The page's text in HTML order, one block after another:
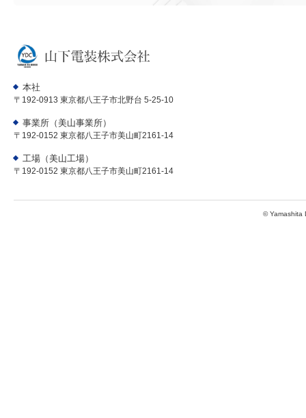
本社
〒192-0913 東京都八王子市北野台 5-25-10
事業所（美山事業所）
〒192-0152 東京都八王子市美山町2161-14
工場（美山工場）
〒192-0152 東京都八王子市美山町2161-14
© Yamashita